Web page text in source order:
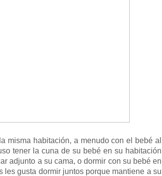
misma habitación, a menudo con el bebé al
tener la cuna de su bebé en su habitación
adjunto a su cama, o dormir con su bebé en
les gusta dormir juntos porque mantiene a su